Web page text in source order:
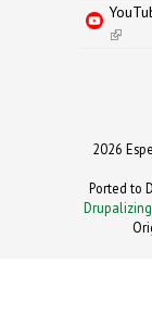
(link is
2026
Ported to
Drupalizing